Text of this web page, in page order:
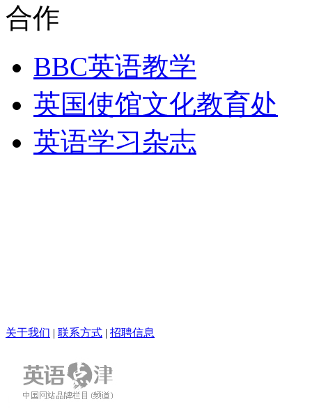
合作
BBC英语教学
英国使馆文化教育处
英语学习杂志
关于我们 | 联系方式 | 招聘信息